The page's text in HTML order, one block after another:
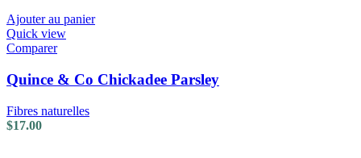
Ajouter au panier
Quick view
Comparer
Quince & Co Chickadee Parsley
Fibres naturelles
$17.00